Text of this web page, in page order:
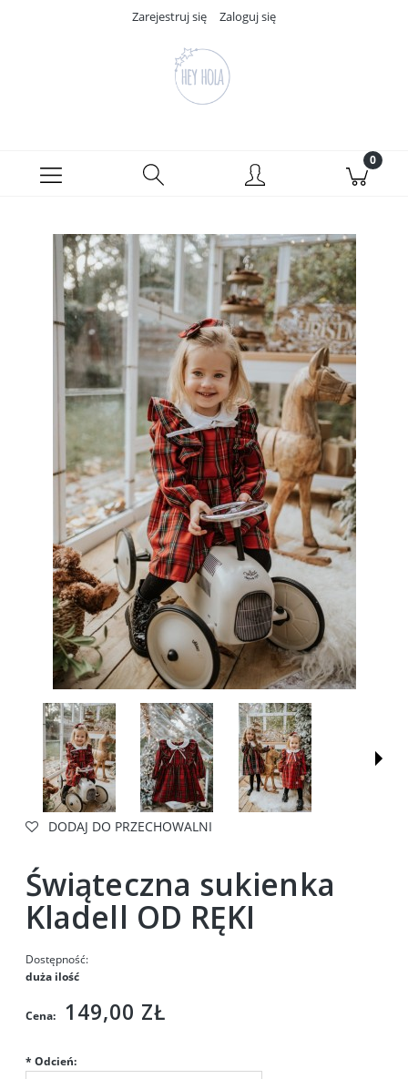
Zarejestruj się Zaloguj się
DODAJ DO PRZECHOWALNI
Świąteczna sukienka
Kladell OD RĘKI
Dostępność:
duża ilość
Cena: 149,00 ZŁ
* Odcień: